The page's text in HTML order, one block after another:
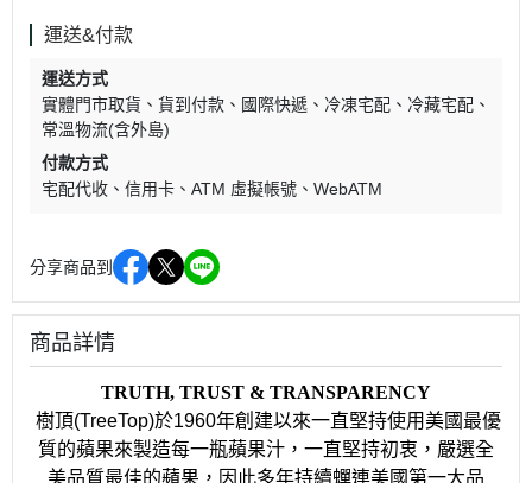
運送&付款
運送方式
實體門市取貨
貨到付款 國際快遞 冷凍宅配
冷藏宅配
常溫物流(含外島)
付款方式
宅配代收
信用卡 ATM 虛擬帳號 WebATM
分享商品到
商品詳情
TRUTH, TRUST & TRANSPARENCY
樹頂(TreeTop)於1960年創建以來一直堅持使用美國最優
質的蘋果來製造每一瓶蘋果汁，一直堅持初衷，嚴選全
美品質最佳的蘋果，因此多年持續蟬連美國第一大品